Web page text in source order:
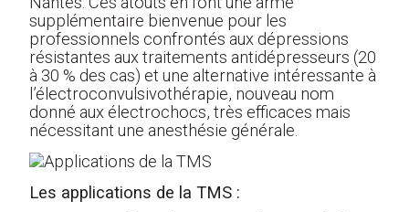
supplémentaire bienvenue pour les
professionnels confrontés aux dépressions
résistantes aux traitements antidépresseurs (20
à 30 % des cas) et une alternative intéressante à
l’électroconvulsivothérapie, nouveau nom
donné aux électrochocs, très efficaces mais
nécessitant une anesthésie générale.
Les applications de la TMS :